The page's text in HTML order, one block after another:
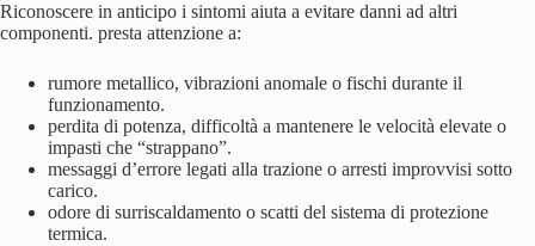
Riconoscere in anticipo i sintomi aiuta a evitare danni ad altri
componenti. presta attenzione a:
rumore metallico, vibrazioni anomale o fischi durante il
funzionamento.
perdita di potenza, difficoltà a mantenere le velocità elevate o
impasti che “strappano”.
messaggi d’errore legati alla trazione o arresti improvvisi sotto
carico.
odore di surriscaldamento o scatti del sistema di protezione
termica.